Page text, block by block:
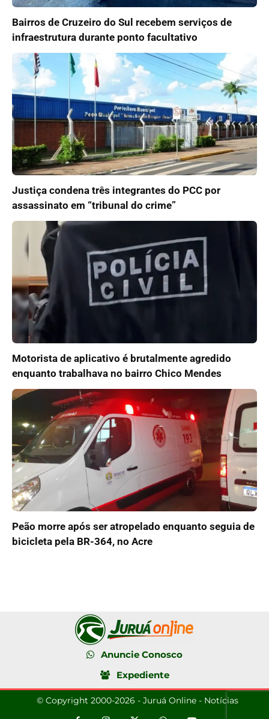
Bairros de Cruzeiro do Sul recebem serviços de
infraestrutura durante ponto facultativo
Justiça condena três integrantes do PCC por
assassinato em “tribunal do crime”
Motorista de aplicativo é brutalmente agredido
enquanto trabalhava no bairro Chico Mendes
Peão morre após ser atropelado enquanto seguia de
bicicleta pela BR-364, no Acre
Anuncie Conosco
Expediente
© Copyright 2000-2026 - Juruá Online - Notícias